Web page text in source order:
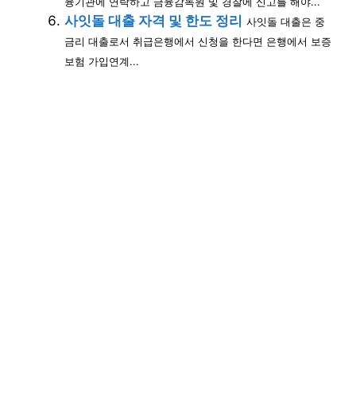
사잇돌 대출 자격 및 한도 정리 사잇돌 대출은 중
금리 대출로서 취급은행에서 신청을 한다면 은행에서 보증
보험 가입연계...